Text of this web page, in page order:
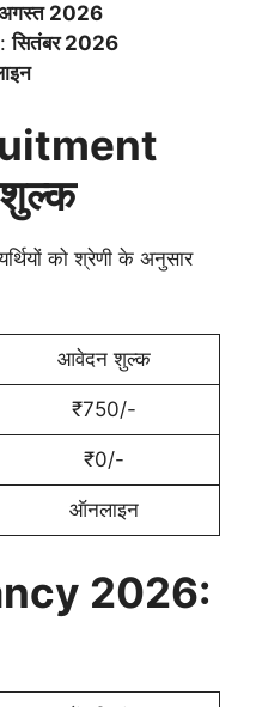
2026
:सितंबर 2026
को श्रेणी के अनुसार
आवेदन शुल्क
₹750/-
₹0/-
ऑनलाइन
2026: